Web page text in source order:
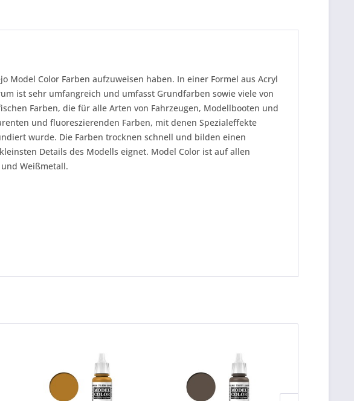
Color Farben aufzuweisen haben. In einer Formel aus Acryl
ist sehr umfangreich und umfasst Grundfarben sowie viele von
Farben, die für alle Arten von Fahrzeugen, Modellbooten und
und fluoreszierenden Farben, mit denen Spezialeffekte
wurde. Die Farben trocknen schnell und bilden einen
Details des Modells eignet. Model Color ist auf allen
Weißmetall.